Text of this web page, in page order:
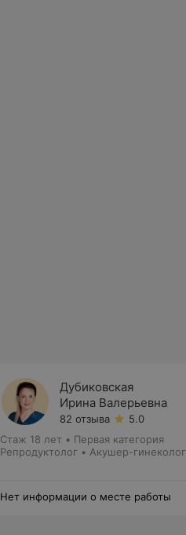
Дубиковская
Ирина Валерьевна
82 отзыва
5.0
Стаж 18 лет • Первая категория
Репродуктолог • Акушер-гинеколог
Нет информации о месте работы